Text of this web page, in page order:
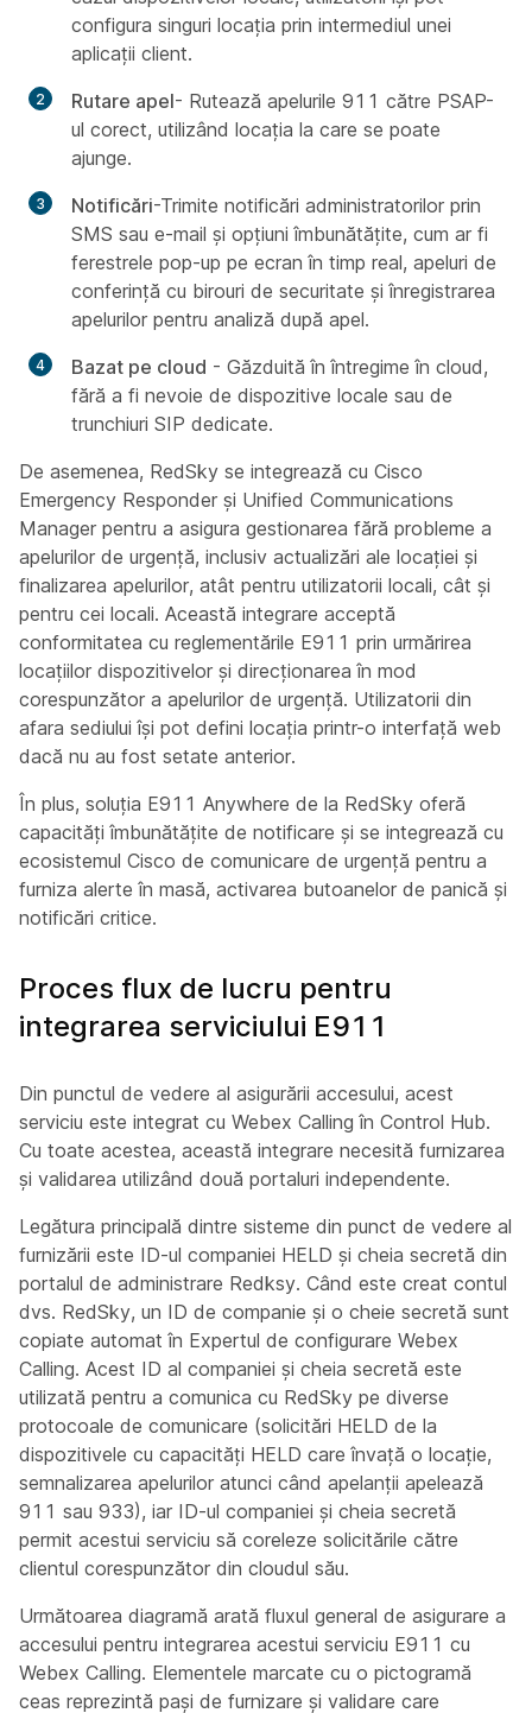
configura singuri locația prin intermediul unei
aplicații client.
Rutare apel- Rutează apelurile 911 către PSAP-
ul corect, utilizând locația la care se poate
ajunge.
Notificări-Trimite notificări administratorilor prin
SMS sau e-mail și opțiuni îmbunătățite, cum ar fi
ferestrele pop-up pe ecran în timp real, apeluri de
conferință cu birouri de securitate și înregistrarea
apelurilor pentru analiză după apel.
Bazat pe cloud - Găzduită în întregime în cloud,
fără a fi nevoie de dispozitive locale sau de
trunchiuri SIP dedicate.
De asemenea, RedSky se integrează cu Cisco
Emergency Responder și Unified Communications
Manager pentru a asigura gestionarea fără probleme a
apelurilor de urgență, inclusiv actualizări ale locației și
finalizarea apelurilor, atât pentru utilizatorii locali, cât și
pentru cei locali. Această integrare acceptă
conformitatea cu reglementările E911 prin urmărirea
locațiilor dispozitivelor și direcționarea în mod
corespunzător a apelurilor de urgență. Utilizatorii din
afara sediului își pot defini locația printr-o interfață web
dacă nu au fost setate anterior.
În plus, soluția E911 Anywhere de la RedSky oferă
capacități îmbunătățite de notificare și se integrează cu
ecosistemul Cisco de comunicare de urgență pentru a
furniza alerte în masă, activarea butoanelor de panică și
notificări critice.
Proces flux de lucru pentru
integrarea serviciului E911
Din punctul de vedere al asigurării accesului, acest
serviciu este integrat cu Webex Calling în Control Hub.
Cu toate acestea, această integrare necesită furnizarea
și validarea utilizând două portaluri independente.
Legătura principală dintre sisteme din punct de vedere al
furnizării este ID-ul companiei HELD și cheia secretă din
portalul de administrare Redksy. Când este creat contul
dvs. RedSky, un ID de companie și o cheie secretă sunt
copiate automat în Expertul de configurare Webex
Calling. Acest ID al companiei și cheia secretă este
utilizată pentru a comunica cu RedSky pe diverse
protocoale de comunicare (solicitări HELD de la
dispozitivele cu capacități HELD care învață o locație,
semnalizarea apelurilor atunci când apelanții apelează
911 sau 933), iar ID-ul companiei și cheia secretă
permit acestui serviciu să coreleze solicitările către
clientul corespunzător din cloudul său.
Următoarea diagramă arată fluxul general de asigurare a
accesului pentru integrarea acestui serviciu E911 cu
Webex Calling. Elementele marcate cu o pictogramă
ceas reprezintă pași de furnizare și validare care